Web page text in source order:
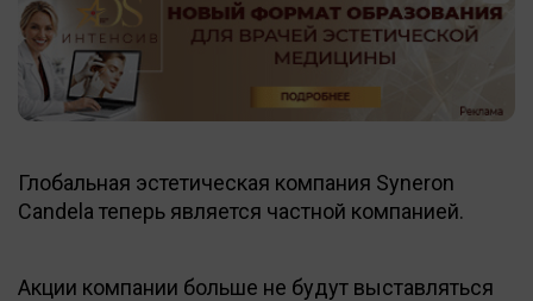
Глобальная эстетическая компания Syneron
Candela теперь является частной компанией.
Акции компании больше не будут выставляться